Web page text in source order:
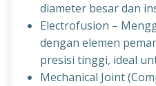
diameter besar dan
Electrofusion –
dengan elemen
presisi tinggi, ideal
Mechanical Joint